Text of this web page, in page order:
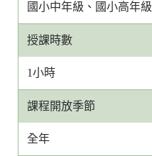
國小中年級、國小高年級
授課時數
1小時
課程開放季節
全年